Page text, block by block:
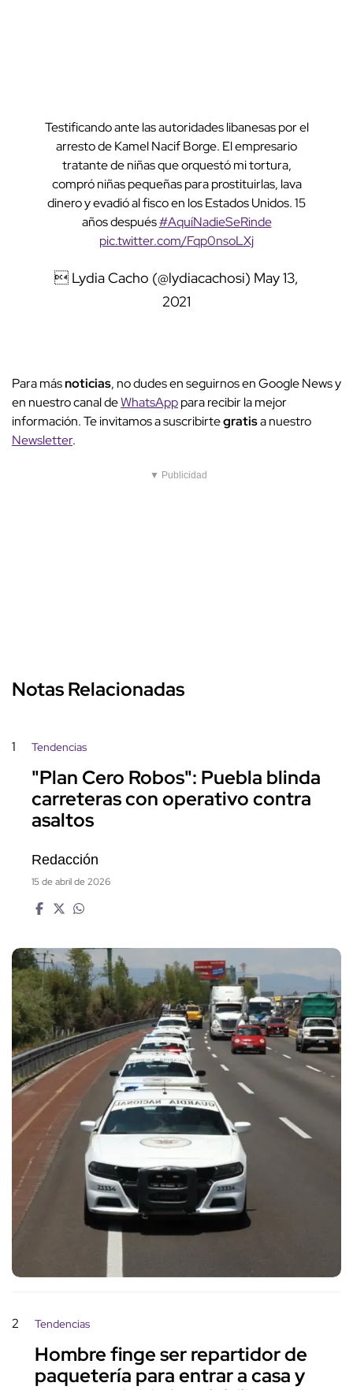
Testificando ante las autoridades libanesas por el
arresto de Kamel Nacif Borge. El empresario
tratante de niñas que orquestó mi tortura,
compró niñas pequeñas para prostituirlas, lava
dinero y evadió al fisco en los Estados Unidos. 15
años después#AquíNadieSeRinde
pic.twitter.com/Fqp0nsoLXj
 Lydia Cacho (@lydiacachosi) May 13,
2021
Para másnoticias, no dudes en seguirnos en Google News y
en nuestro canal deWhatsApppara recibir la mejor
información. Te invitamos a suscribirtegratisa nuestro
Newsletter.
▼ Publicidad
Notas Relacionadas
1 Tendencias
"Plan Cero Robos": Puebla blinda
carreteras con operativo contra
asaltos
Redacción
15 de abril de 2026
2 Tendencias
Hombre finge ser repartidor de
paquetería para entrar a casa y